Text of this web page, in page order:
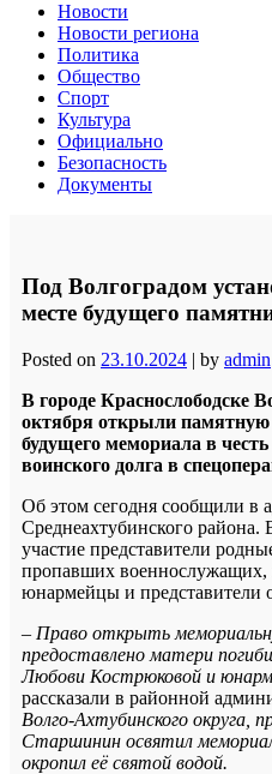
Новости
Новости региона
Политика
Общество
Спорт
Культура
Официально
Безопасность
Документы
Под Волгоградом
месте будущего
Posted on 23.10.2024 | by admin
В городе Краснослободске
октября открыли памятную
будущего мемориала в
воинского долга в
Об этом сегодня сообщили в
Среднеахтубинского
участие представители
пропавших
юнармейцы и представители
– Право открыть
предоставлено матери
Любови Кострюковой и
рассказали в районной
Волго-Ахтубинского округа,
Старшинин освятил
окропил её святой водой.